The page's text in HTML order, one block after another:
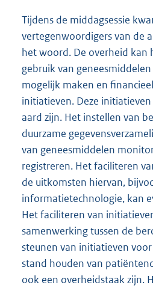
Tijdens de middagsessie
vertegenwoordigers van de
het woord. De overheid kan
gebruik van
mogelijk maken en
initiatieven. Deze
aard zijn. Het instellen van
duurzame
van geneesmiddelen
registreren. Het faciliteren
de uitkomsten hiervan,
informatietechnologie, kan
Het faciliteren van
samenwerking tussen de
steunen van initiatieven
stand houden van
ook een overheidstaak zijn.